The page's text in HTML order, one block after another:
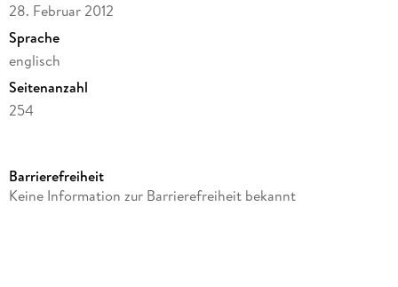
28. Februar 2012
Sprache
englisch
Seitenanzahl
254
Autor/Autorin
Barrierefreiheit
Keine Information zur Barrierefreiheit bekannt